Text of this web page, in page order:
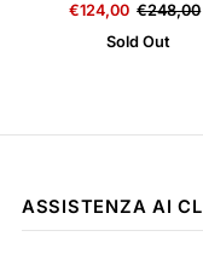
€124,00 €248,00
Sold Out
ASSISTENZA AI